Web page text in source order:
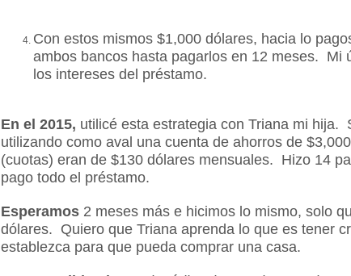
Con estos mismos $1,000 dólares, hacia lo
ambos bancos hasta pagarlos en 12 meses. Mi
los intereses del préstamo.
En el 2015, utilicé esta estrategia con Triana mi hija.
utilizando como aval una cuenta de ahorros de
(cuotas) eran de $130 dólares mensuales. Hizo 14
pago todo el préstamo.
Esperamos 2 meses más e hicimos lo mismo, solo
dólares. Quiero que Triana aprenda lo que es tener
establezca para que pueda comprar una casa.